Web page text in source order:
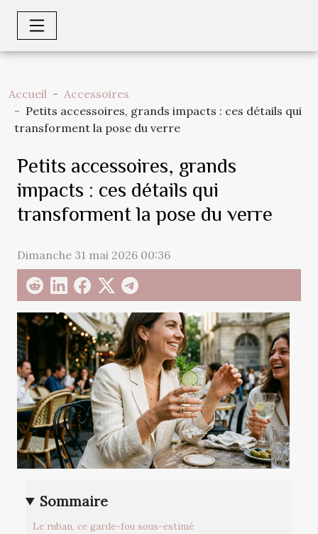
Accueil
Accessoires
Petits accessoires, grands impacts : ces détails qui
transforment la pose du verre
Petits accessoires, grands
impacts : ces détails qui
transforment la pose du verre
Dimanche 31 mai 2026 00:36
Sommaire
Le ruban, ce garde-fou sous-estimé